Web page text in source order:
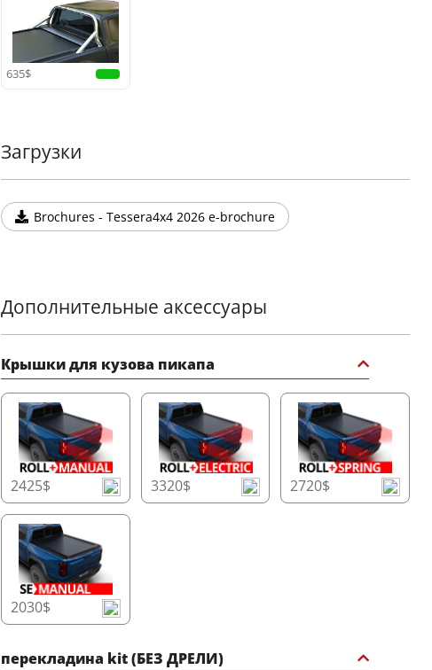
Преобразите ваш грузовик с черным матовым
спортивным ролл-баром от Tessera4x4 – символом силы,
безопасности и утонченности для вашего 4x4.
635$
Загрузки
Brochures - Tessera4x4 2026 e-brochure
Дополнительные аксессуары
Крышки для кузова пикапа
2425$ 3320$ 2720$
2030$
перекладина kit (БЕЗ ДРЕЛИ)